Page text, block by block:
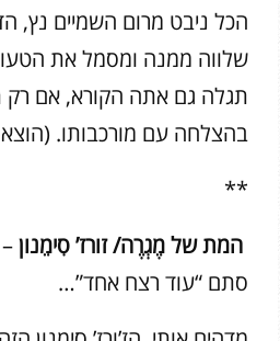
הכל ניבט מרום השמיים נץ,
שלווה ממנה ומסמל את
תגלה גם אתה הקורא, אם רק
בהצלחה עם מורכבותו.
**
המת של מֶגְרֶה/ זורז’ סִימֵנון
סתם “עוד רצח אחד”…